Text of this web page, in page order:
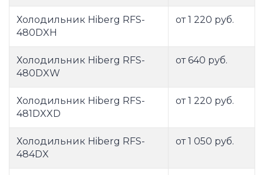
Холодильник Hiberg RFS-
480DXH
от 1 220 руб.
Холодильник Hiberg RFS-
480DXW
от 640 руб.
Холодильник Hiberg RFS-
481DXXD
от 1 220 руб.
Холодильник Hiberg RFS-
484DX
от 1 050 руб.